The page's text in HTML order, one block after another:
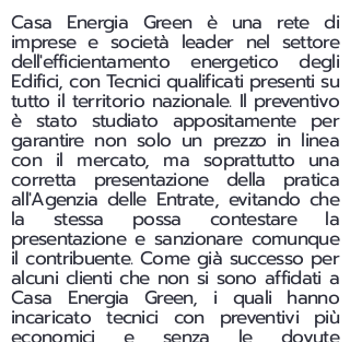
Casa Energia Green è una rete di
imprese e società leader nel settore
dell'efficientamento energetico degli
Edifici, con Tecnici qualificati presenti su
tutto il territorio nazionale. Il preventivo
è stato studiato appositamente per
garantire non solo un prezzo in linea
con il mercato, ma soprattutto una
corretta presentazione della pratica
all'Agenzia delle Entrate, evitando che
la stessa possa contestare la
presentazione e sanzionare comunque
il contribuente. Come già successo per
alcuni clienti che non si sono affidati a
Casa Energia Green, i quali hanno
incaricato tecnici con preventivi più